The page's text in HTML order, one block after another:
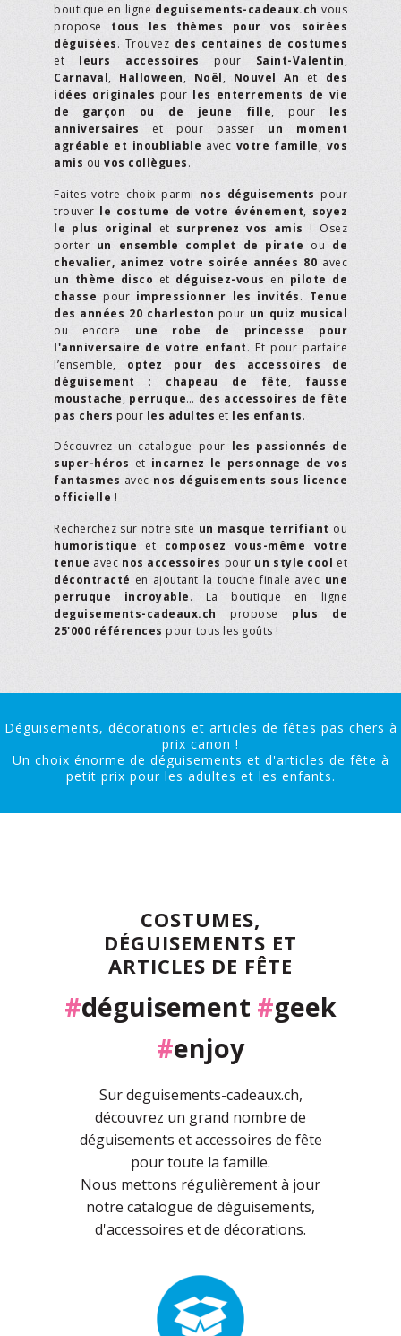
boutique en ligne deguisements-cadeaux.ch vous
propose tous les thèmes pour vos soirées
déguisées. Trouvez des centaines de costumes
et leurs accessoires pour Saint-Valentin,
Carnaval, Halloween, Noël, Nouvel An et des
idées originales pour les enterrements de vie
de garçon ou de jeune fille, pour les
anniversaires et pour passer un moment
agréable et inoubliable avec votre famille, vos
amis ou vos collègues.
Faites votre choix parmi nos déguisements pour
trouver le costume de votre événement, soyez
le plus original et surprenez vos amis ! Osez
porter un ensemble complet de pirate ou de
chevalier, animez votre soirée années 80 avec
un thème disco et déguisez-vous en pilote de
chasse pour impressionner les invités. Tenue
des années 20 charleston pour un quiz musical
ou encore une robe de princesse pour
l'anniversaire de votre enfant. Et pour parfaire
l’ensemble, optez pour des accessoires de
déguisement : chapeau de fête, fausse
moustache, perruque… des accessoires de fête
pas chers pour les adultes et les enfants.
Découvrez un catalogue pour les passionnés de
super-héros et incarnez le personnage de vos
fantasmes avec nos déguisements sous licence
officielle !
Recherchez sur notre site un masque terrifiant ou
humoristique et composez vous-même votre
tenue avec nos accessoires pour un style cool et
décontracté en ajoutant la touche finale avec une
perruque incroyable. La boutique en ligne
deguisements-cadeaux.ch propose plus de
25'000 références pour tous les goûts !
Déguisements, décorations et articles de fêtes pas chers à
prix canon !
Un choix énorme de déguisements et d'articles de fête à
petit prix pour les adultes et les enfants.
COSTUMES,
DÉGUISEMENTS ET
ARTICLES DE FÊTE
#déguisement #geek
#enjoy
Sur deguisements-cadeaux.ch,
découvrez un grand nombre de
déguisements et accessoires de fête
pour toute la famille.
Nous mettons régulièrement à jour
notre catalogue de déguisements,
d'accessoires et de décorations.